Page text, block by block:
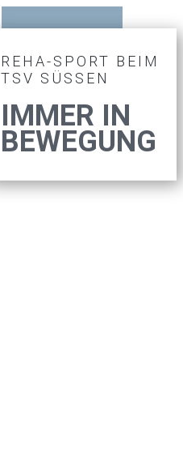
REHA-SPORT BEIM
TSV SÜSSEN
IMMER IN
BEWEGUNG